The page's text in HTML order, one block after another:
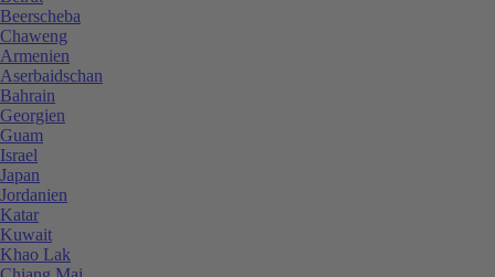
Beerscheba
Chaweng
Armenien
Aserbaidschan
Bahrain
Georgien
Guam
Israel
Japan
Jordanien
Katar
Kuwait
Khao Lak